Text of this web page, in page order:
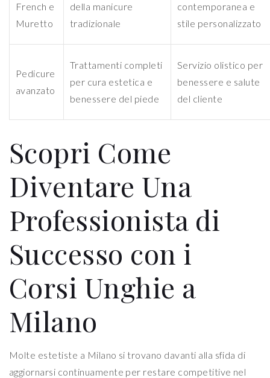
French e
Muretto
della manicure
tradizionale
contemporanea e
stile personalizzato
Pedicure
avanzato
Trattamenti completi
per cura estetica e
benessere del piede
Servizio olistico per
benessere e salute
del cliente
Scopri Come
Diventare Una
Professionista di
Successo con i
Corsi Unghie a
Milano
Molte estetiste a Milano si trovano davanti alla sfida di
aggiornarsi continuamente per restare competitive nel